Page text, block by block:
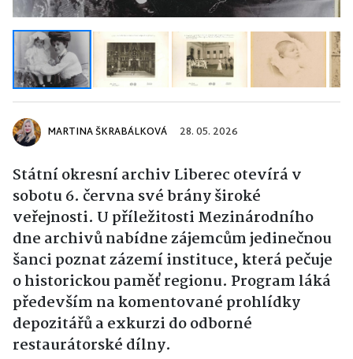
MARTINA ŠKRABÁLKOVÁ 28. 05. 2026
Státní okresní archiv Liberec otevírá v
sobotu 6. června své brány široké
veřejnosti. U příležitosti Mezinárodního
dne archivů nabídne zájemcům jedinečnou
šanci poznat zázemí instituce, která pečuje
o historickou paměť regionu. Program láká
především na komentované prohlídky
depozitářů a exkurzi do odborné
restaurátorské dílny.